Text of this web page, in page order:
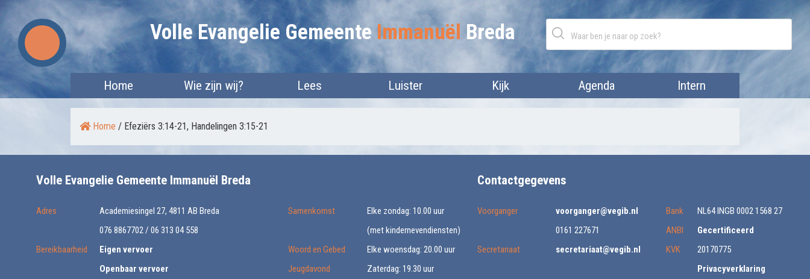
Skip
to
content
Volle Evangelie Gemeente Immanuël Breda
Home Wie zijn wij? Lees Luister Kijk Agenda Intern
Home / Efeziërs 3:14-21, Handelingen 3:15-21
Volle Evangelie Gemeente Immanuël Breda
Adres
Academiesingel 27, 4811 AB Breda
076 8867702 / 06 313 04 558
Bereikbaarheid
Eigen vervoer
Openbaar vervoer
Samenkomst
Elke zondag: 10.00 uur
(met kindernevendiensten)
Woord en Gebed
Elke woensdag: 20.00 uur
Jeugdavond
Zaterdag: 19.30 uur
Contactgegevens
Voorganger
voorganger@vegib.nl
0161 227671
Secretariaat
secretariaat@vegib.nl
Bank
NL64 INGB 0002 1568 27
ANBI
Gecertificeerd
KVK
20170775
Privacyverklaring